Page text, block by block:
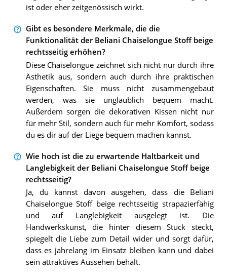
ist oder eher zeitgenössisch wirkt.
Gibt es besondere Merkmale, die die
Funktionalität der Beliani Chaiselongue Stoff beige
rechtsseitig erhöhen?
Diese Chaiselongue zeichnet sich nicht nur durch ihre
Ästhetik aus, sondern auch durch ihre praktischen
Eigenschaften. Sie muss nicht zusammengebaut
werden, was sie unglaublich bequem macht.
Außerdem sorgen die dekorativen Kissen nicht nur
für mehr Stil, sondern auch für mehr Komfort, sodass
du es dir auf der Liege bequem machen kannst.
Wie hoch ist die zu erwartende Haltbarkeit und
Langlebigkeit der Beliani Chaiselongue Stoff beige
rechtsseitig?
Ja, du kannst davon ausgehen, dass die Beliani
Chaiselongue Stoff beige rechtsseitig strapazierfähig
und auf Langlebigkeit ausgelegt ist. Die
Handwerkskunst, die hinter diesem Stück steckt,
spiegelt die Liebe zum Detail wider und sorgt dafür,
dass es jahrelang im Einsatz bleiben kann und dabei
sein attraktives Aussehen behält.